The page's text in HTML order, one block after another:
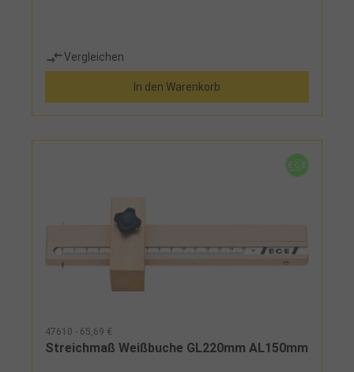
Vergleichen
In den Warenkorb
47610 - 65,69 €
Streichmaß Weißbuche GL220mm AL150mm